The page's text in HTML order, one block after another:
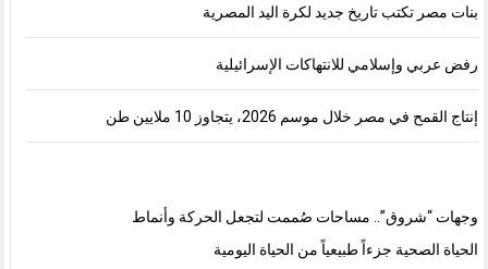
بنات مصر تكتب تاريخ جديد لكرة اليد المصرية
رفض عربي وإسلامي للانتهاكات الإسرائيلية
إنتاج القمح في مصر خلال موسم 2026، يتجاوز 10 ملايين طن
وجهات “شروق”.. مساحات صُممت لتجعل الحركة وأنماط
الحياة الصحية جزءاً طبيعياً من الحياة اليومية